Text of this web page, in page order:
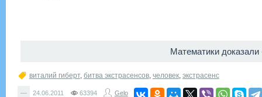
Математики
виталий гиберт, битва экстрасенсов, человек, экстрасенс
— 24.06.2011 63394 Gelo